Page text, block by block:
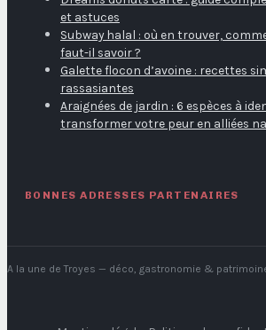
et astuces
Subway halal : où en trouver,
faut-il savoir ?
Galette flocon d’avoine : recettes
rassasiantes
Araignées de jardin : 6 espèces à
transformer votre peur en alliées
BONNES ADRESSES PARTENAIRES
A la une de Troyes — déco, gastronomie &